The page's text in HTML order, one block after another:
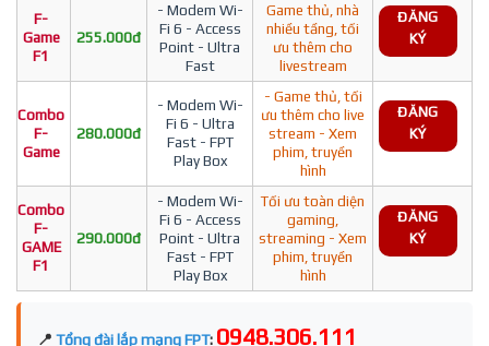
F-
Game
F1
255.000đ
- Modem Wi-
Fi 6 - Access
Point - Ultra
Fast
Game thủ, nhà
nhiều tầng, tối
ưu thêm cho
livestream
ĐĂNG
KÝ
Combo
F-
Game
280.000đ
- Modem Wi-
Fi 6 - Ultra
Fast - FPT
Play Box
- Game thủ, tối
ưu thêm cho live
stream - Xem
phim, truyền
hình
ĐĂNG
KÝ
Combo
F-
GAME
F1
290.000đ
- Modem Wi-
Fi 6 - Access
Point - Ultra
Fast - FPT
Play Box
Tối ưu toàn diện
gaming,
streaming - Xem
phim, truyền
hình
ĐĂNG
KÝ
📍 Tổng đài lắp mạng FPT: 0948.306.111